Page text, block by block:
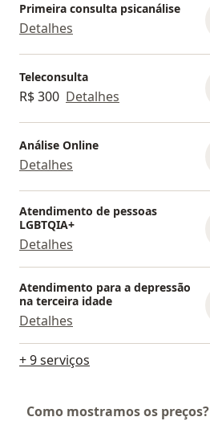
Primeira consulta psicanálise
Detalhes
Teleconsulta
R$ 300 Detalhes
Análise Online
Detalhes
Atendimento de pessoas
LGBTQIA+
Detalhes
Atendimento para a depressão
na terceira idade
Detalhes
+ 9 serviços
Como mostramos os preços?